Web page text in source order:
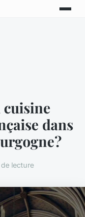
cuisine
dans
lecture